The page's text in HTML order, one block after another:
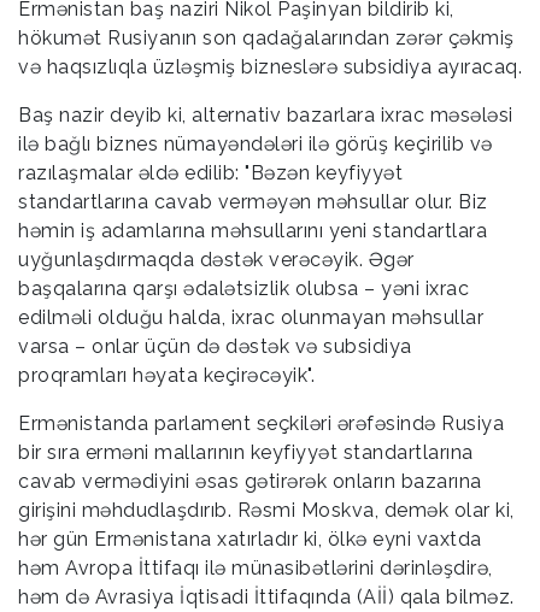
Ermənistan baş naziri Nikol Paşinyan bildirib ki,
hökumət Rusiyanın son qadağalarından zərər çəkmiş
və haqsızlıqla üzləşmiş bizneslərə subsidiya ayıracaq.
Baş nazir deyib ki, alternativ bazarlara ixrac məsələsi
ilə bağlı biznes nümayəndələri ilə görüş keçirilib və
razılaşmalar əldə edilib: "Bəzən keyfiyyət
standartlarına cavab verməyən məhsullar olur. Biz
həmin iş adamlarına məhsullarını yeni standartlara
uyğunlaşdırmaqda dəstək verəcəyik. Əgər
başqalarına qarşı ədalətsizlik olubsa – yəni ixrac
edilməli olduğu halda, ixrac olunmayan məhsullar
varsa – onlar üçün də dəstək və subsidiya
proqramları həyata keçirəcəyik".
Ermənistanda parlament seçkiləri ərəfəsində Rusiya
bir sıra erməni mallarının keyfiyyət standartlarına
cavab vermədiyini əsas gətirərək onların bazarına
girişini məhdudlaşdırıb. Rəsmi Moskva, demək olar ki,
hər gün Ermənistana xatırladır ki, ölkə eyni vaxtda
həm Avropa İttifaqı ilə münasibətlərini dərinləşdirə,
həm də Avrasiya İqtisadi İttifaqında (Aİİ) qala bilməz.